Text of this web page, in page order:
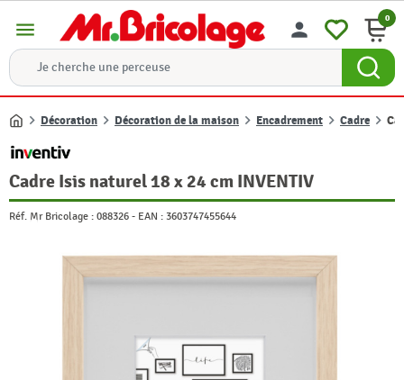
menu person 0
Accueil
Décoration Décoration de la maison Encadrement Cadre
Cadre Isis naturel 18 x 24 cm INVENTIV
Réf. Mr Bricolage : 088326 - EAN : 3603747455644